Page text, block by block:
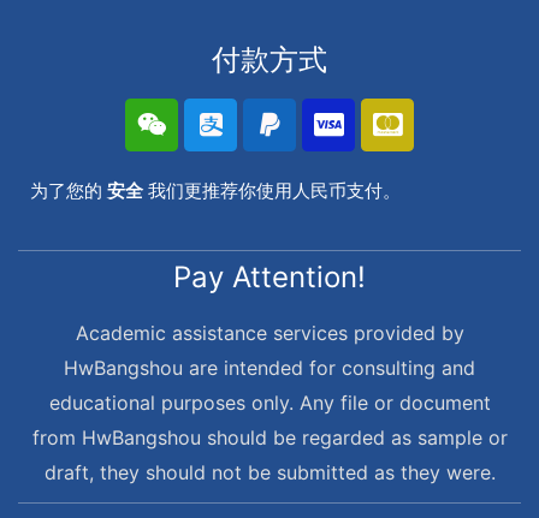
付款方式
为了您的 安全 我们更推荐你使用人民币支付。
Pay Attention!
Academic assistance services provided by
HwBangshou are intended for consulting and
educational purposes only. Any file or document
from HwBangshou should be regarded as sample or
draft, they should not be submitted as they were.